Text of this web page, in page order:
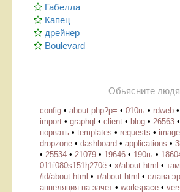
Габелла
Капец
дрейнер
Boulevard
Обьясните
config • about.php?p= • 010њ • rdweb •
import • graphql • client • blog • 26563 •
порвать • templates • requests •
dropzone • dashboard • applications •
• 25534 • 21079 • 19646 • 190њ •
011ѓ080ѕ151ђ270ё • х/about.html •
/id/about.html • т/about.html • слава
аппеляция на зачет • workspace •